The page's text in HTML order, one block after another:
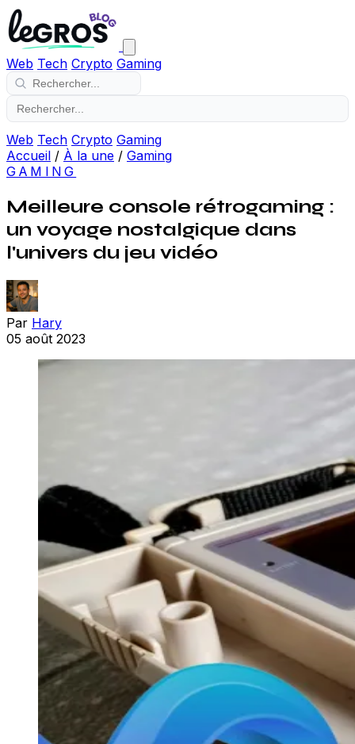
Web Tech Crypto Gaming
Web Tech Crypto Gaming
Accueil / À la une / Gaming
GAMING
Meilleure console rétrogaming :
un voyage nostalgique dans
l'univers du jeu vidéo
Par Hary
05 août 2023